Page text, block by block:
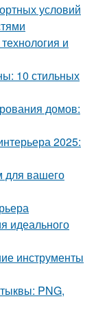
условий
и
10 стильных
домов:
2025:
для вашего
идеального
инструменты
PNG,